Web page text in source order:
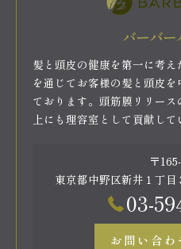
バーバー
髪と頭皮の健康を第一に考
を通じてお客様の髪と頭皮
ております。頭筋膜リリー
上にも理容室として貢献して
〒
東京都中野区新井１丁
03-
お問い合わ